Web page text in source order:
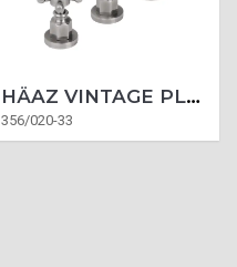
HÄAZ VINTAGE PLATINUM BIDET
356/020-33